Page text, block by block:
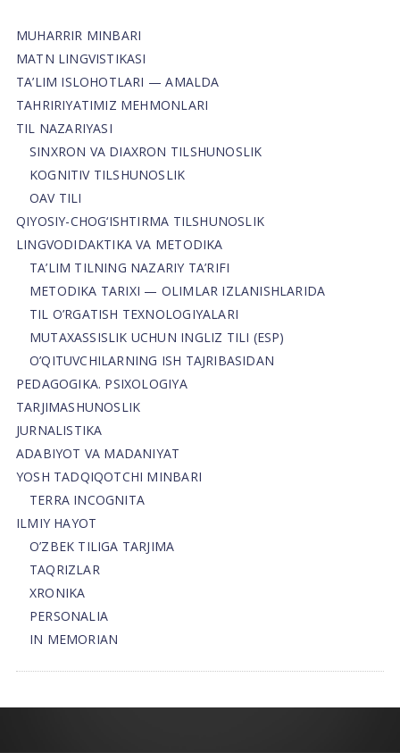
MUHARRIR MINBARI
MATN LINGVISTIKASI
TA’LIM ISLOHOTLARI — AMALDA
TAHRIRIYATIMIZ MEHMONLARI
TIL NAZARIYASI
SINXRON VA DIAXRON TILSHUNOSLIK
KOGNITIV TILSHUNOSLIK
OAV TILI
QIYOSIY-CHOG‘ISHTIRMA TILSHUNOSLIK
LINGVODIDAKTIKA VA METODIKA
TA’LIM TILNING NAZARIY TA’RIFI
METODIKA TARIXI — OLIMLAR IZLANISHLARIDA
TIL O’RGATISH TEXNOLOGIYALARI
MUTAXASSISLIK UCHUN INGLIZ TILI (ESP)
O’QITUVCHILARNING ISH TAJRIBASIDAN
PEDAGOGIKA. PSIXOLOGIYA
TARJIMASHUNOSLIK
JURNALISTIKA
ADABIYOT VA MADANIYAT
YOSH TADQIQOTCHI MINBARI
TERRA INCOGNITA
ILMIY HAYOT
O’ZBEK TILIGA TARJIMA
TAQRIZLAR
XRONIKA
PERSONALIA
IN MEMORIAN